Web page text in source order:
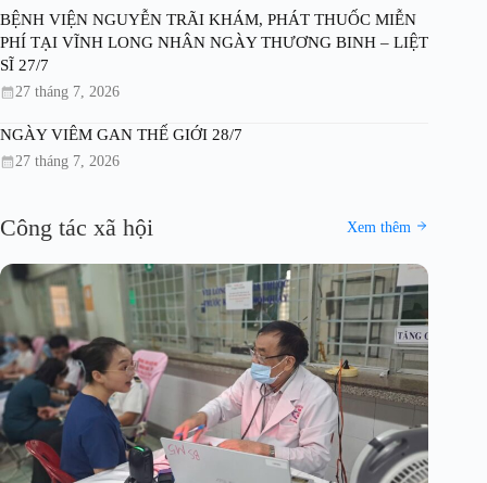
BỆNH VIỆN NGUYỄN TRÃI KHÁM, PHÁT THUỐC MIỄN
PHÍ TẠI VĨNH LONG NHÂN NGÀY THƯƠNG BINH – LIỆT
SĨ 27/7
27 tháng 7, 2026
NGÀY VIÊM GAN THẾ GIỚI 28/7
27 tháng 7, 2026
Công tác xã hội Xem thêm